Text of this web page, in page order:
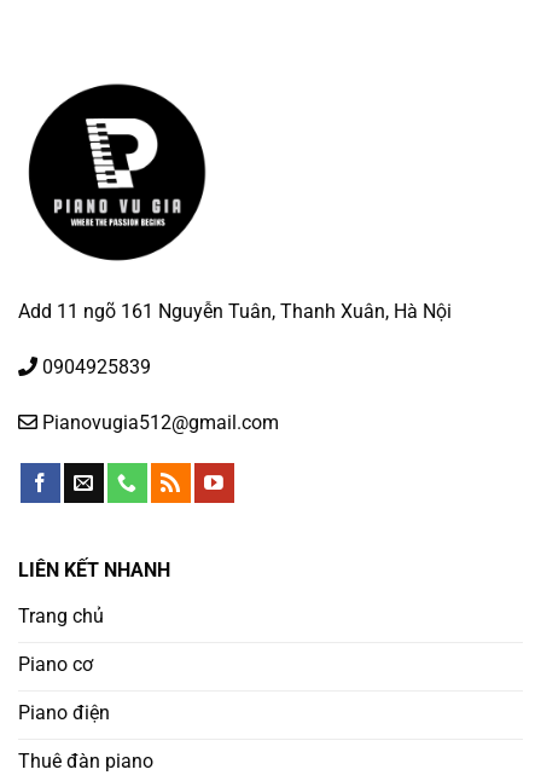
Add 11 ngõ 161 Nguyễn Tuân, Thanh Xuân, Hà Nội
0904925839
Pianovugia512@gmail.com
LIÊN KẾT NHANH
Trang chủ
Piano cơ
Piano điện
Thuê đàn piano